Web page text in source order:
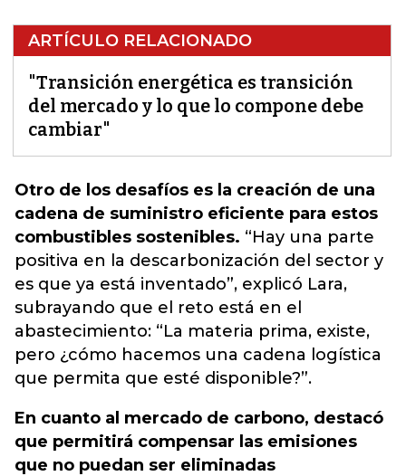
ARTÍCULO RELACIONADO
"Transición energética es transición
del mercado y lo que lo compone debe
cambiar"
Otro de los desafíos es la creación de una
cadena de suministro eficiente para estos
combustibles sostenibles. “Hay una parte
positiva en la descarbonización del sector y
es que ya está inventado”, explicó Lara,
subrayando que el reto está en el
abastecimiento: “La materia prima, existe,
pero ¿cómo hacemos una cadena logística
que permita que esté disponible?”.
En cuanto al mercado de carbono, destacó
que permitirá compensar las emisiones
que no puedan ser eliminadas